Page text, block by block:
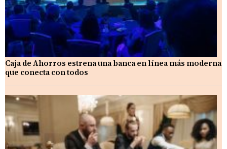
Caja de Ahorros estrena una banca en línea más moderna
que conecta con todos